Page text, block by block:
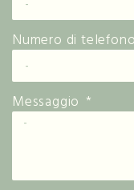
Numero di telefono
Messaggio